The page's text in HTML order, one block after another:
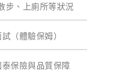
步、上廁所等狀況
（體驗保姆）
保險與品質保障